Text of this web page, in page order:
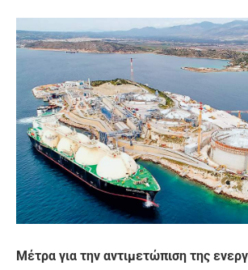
Μέτρα για την αντιμετώπιση της